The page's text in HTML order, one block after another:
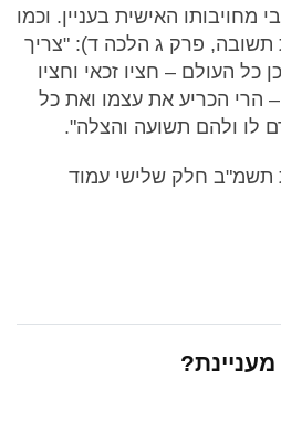
האישית בעניין. וכמו
פרק ג הלכה ד): "צריך
כל העולם – חציו זכאי וחציו
הרי הכריע את עצמו ואת כל
לו ולהם תשועה והצלה".
תשמ"ב חלק שלישי עמוד